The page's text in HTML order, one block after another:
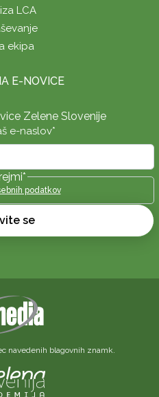
LCA
ekipa
E-NOVICE
Zelene Slovenije
e-naslov*
*
podatkov
se
navedenih blagovnih znamk.